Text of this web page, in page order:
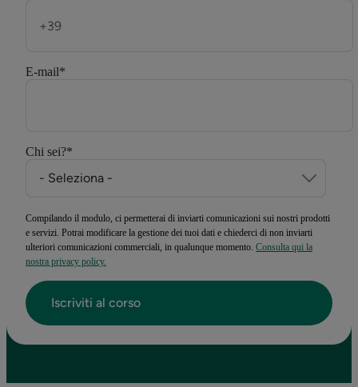
E-mail*
Chi sei?*
Compilando il modulo, ci permetterai di inviarti comunicazioni sui nostri prodotti
e servizi. Potrai modificare la gestione dei tuoi dati e chiederci di non inviarti
ulteriori comunicazioni commerciali, in qualunque momento. Consulta qui la
nostra privacy policy.